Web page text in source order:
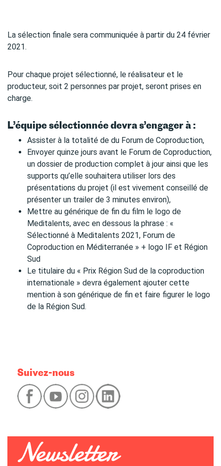
La sélection finale sera communiquée à partir du 24 février
2021.
Pour chaque projet sélectionné, le réalisateur et le
producteur, soit 2 personnes par projet, seront prises en
charge.
L’équipe sélectionnée devra s’engager à :
Assister à la totalité de du Forum de Coproduction,
Envoyer quinze jours avant le Forum de Coproduction,
un dossier de production complet à jour ainsi que les
supports qu’elle souhaitera utiliser lors des
présentations du projet (il est vivement conseillé de
présenter un trailer de 3 minutes environ),
Mettre au générique de fin du film le logo de
Meditalents, avec en dessous la phrase : «
Sélectionné à Meditalents 2021, Forum de
Coproduction en Méditerranée » + logo IF et Région
Sud
Le titulaire du « Prix Région Sud de la coproduction
internationale » devra également ajouter cette
mention à son générique de fin et faire figurer le logo
de la Région Sud.
Suivez-nous